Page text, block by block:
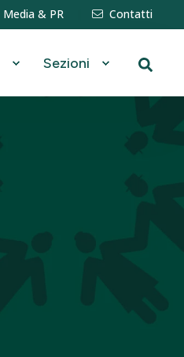
Media & PR Contatti
Sezioni